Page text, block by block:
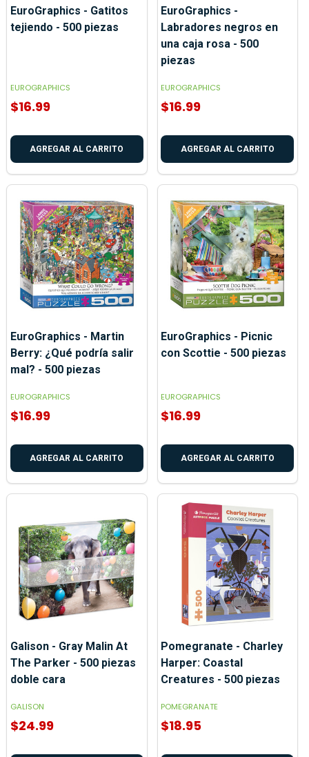
EuroGraphics - Gatitos
tejiendo - 500 piezas
EUROGRAPHICS
$16.99
AGREGAR AL CARRITO
EuroGraphics -
Labradores negros en
una caja rosa - 500
piezas
EUROGRAPHICS
$16.99
AGREGAR AL CARRITO
EuroGraphics - Martin
Berry: ¿Qué podría salir
mal? - 500 piezas
EUROGRAPHICS
$16.99
AGREGAR AL CARRITO
EuroGraphics - Picnic
con Scottie - 500 piezas
EUROGRAPHICS
$16.99
AGREGAR AL CARRITO
Galison - Gray Malin At
The Parker - 500 piezas
doble cara
GALISON
$24.99
Pomegranate - Charley
Harper: Coastal
Creatures - 500 piezas
POMEGRANATE
$18.95